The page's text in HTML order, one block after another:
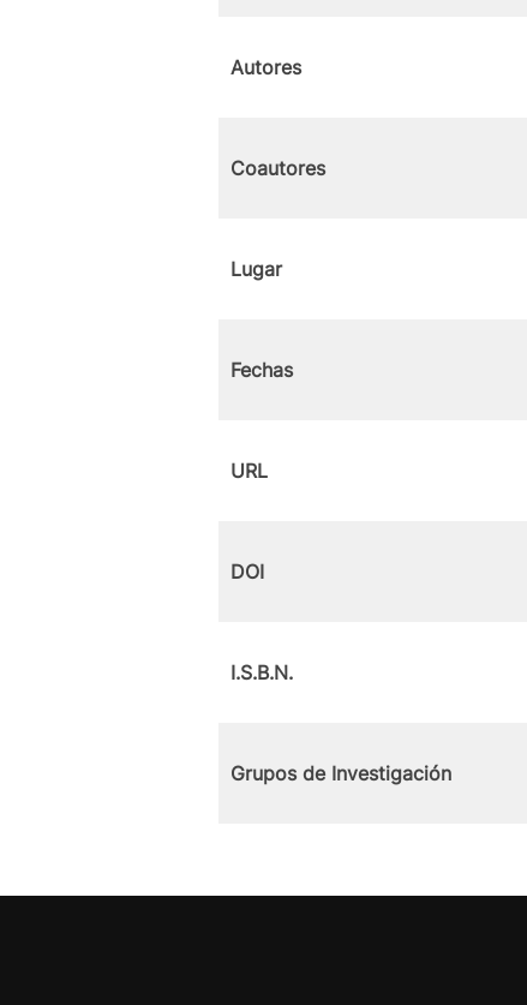
Autores
Coautores
Lugar
Fechas
URL
DOI
I.S.B.N.
Grupos de Investigación